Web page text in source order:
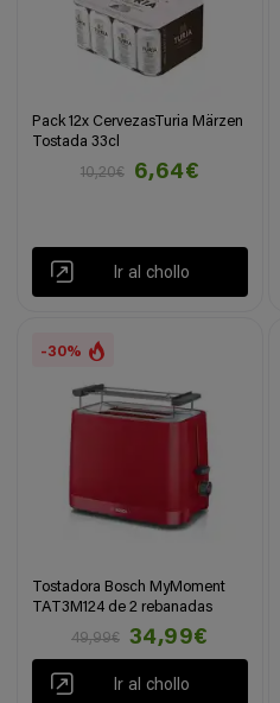
Pack 12x CervezasTuria Märzen
Tostada 33cl
10,20€
6,64€
Ir al chollo
-30%
Tostadora Bosch MyMoment
TAT3M124 de 2 rebanadas
49,99€
34,99€
Ir al chollo